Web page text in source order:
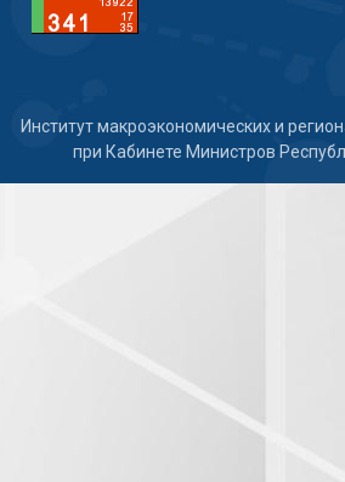
Институт макроэкономических и
при Кабинете Министров